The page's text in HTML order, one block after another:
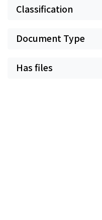
Classification
Document Type
Has files